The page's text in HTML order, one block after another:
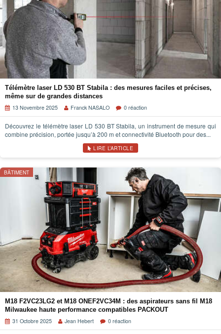
Télémètre laser LD 530 BT Stabila : des mesures faciles et précises,
même sur de grandes distances
13 Novembre 2025
Franck NASALO 0 réaction
Découvrez le télémètre laser LD 530 BT Stabila, un instrument de mesure qui
combine précision, portée jusqu’à 200 m et connectivité Bluetooth pour des...
LIRE L’ARTICLE
BÂTIMENT
M18 F2VC23LG2 et M18 ONEF2VC34M : des aspirateurs sans fil M18
Milwaukee haute performance compatibles PACKOUT
31 Octobre 2025
Jean Hebert 0 réaction